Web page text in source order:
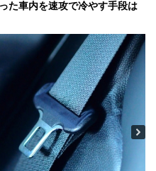
た車内を速攻で冷やす手段は